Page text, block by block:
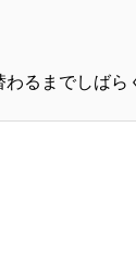
るまでしばら